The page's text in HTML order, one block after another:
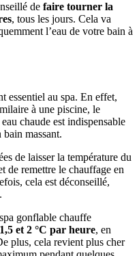
de faire tourner la
, tous les jours. Cela va
l’eau de votre bain à
essentiel au spa. En effet,
à une piscine, le
chaude est indispensable
massant.
de laisser la température du
de remettre le chauffage en
cela est déconseillé,
gonflable chauffe
et 2 °C par heure, en
plus, cela revient plus cher